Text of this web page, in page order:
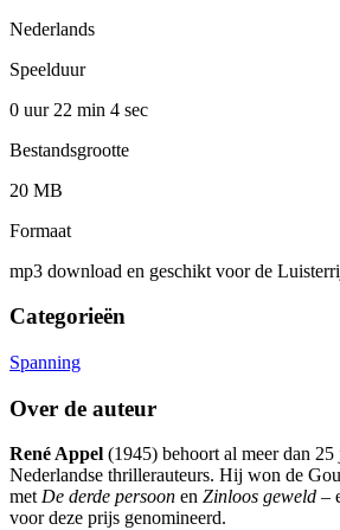
Nederlands
Speelduur
0 uur 22 min 4 sec
Bestandsgrootte
20 MB
Formaat
mp3 download en geschikt voor de
Categorieën
Spanning
Over de auteur
René Appel (1945) behoort al meer dan
Nederlandse thrillerauteurs. Hij won de
metDe derde persoon en Zinloos geweld –
voor deze prijs genomineerd.